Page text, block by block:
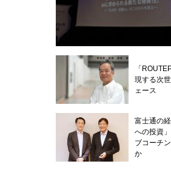
「
現する次
ェース
富士通の
への投資
ブコーチ
か